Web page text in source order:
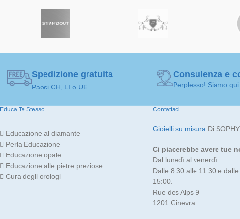
Spedizione gratuita
Paesi CH, LI e UE
Consulenza e
Perplesso! Siamo
Educa Te Stesso
Educazione al diamante
Perla Educazione
Educazione opale
Educazione alle pietre preziose
Cura degli orologi
Contattaci
Gioielli su misura Di
Ci piacerebbe avere tue
Dal lunedì al venerdì;
Dalle 8:30 alle 11:30 e
15:00.
Rue des Alps 9
1201 Ginevra